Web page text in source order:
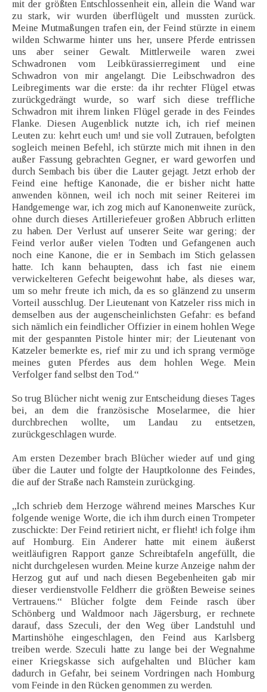
mit der größten Entschlossenheit ein, allein die Wand war
zu stark, wir wurden überflügelt und mussten zurück.
Meine Mutmaßungen trafen ein, der Feind stürzte in einem
wilden Schwarme hinter uns her, unsere Pferde entrissen
uns aber seiner Gewalt. Mittlerweile waren zwei
Schwadronen vom Leibkürassierregiment und eine
Schwadron von mir angelangt. Die Leibschwadron des
Leibregiments war die erste: da ihr rechter Flügel etwas
zurückgedrängt wurde, so warf sich diese treffliche
Schwadron mit ihrem linken Flügel gerade in des Feindes
Flanke. Diesen Augenblick nutzte ich, ich rief meinen
Leuten zu: kehrt euch um! und sie voll Zutrauen, befolgten
sogleich meinen Befehl, ich stürzte mich mit ihnen in den
außer Fassung gebrachten Gegner, er ward geworfen und
durch Sembach bis über die Lauter gejagt. Jetzt erhob der
Feind eine heftige Kanonade, die er bisher nicht hatte
anwenden können, weil ich noch mit seiner Reiterei im
Handgemenge war, ich zog mich auf Kanonenweite zurück,
ohne durch dieses Artilleriefeuer großen Abbruch erlitten
zu haben. Der Verlust auf unserer Seite war gering; der
Feind verlor außer vielen Todten und Gefangenen auch
noch eine Kanone, die er in Sembach im Stich gelassen
hatte. Ich kann behaupten, dass ich fast nie einem
verwickelteren Gefecht beigewohnt habe, als dieses war,
um so mehr freute ich mich, da es so glänzend zu unserm
Vorteil ausschlug. Der Lieutenant von Katzeler riss mich in
demselben aus der augenscheinlichsten Gefahr: es befand
sich nämlich ein feindlicher Offizier in einem hohlen Wege
mit der gespannten Pistole hinter mir; der Lieutenant von
Katzeler bemerkte es, rief mir zu und ich sprang vermöge
meines guten Pferdes aus dem hohlen Wege. Mein
Verfolger fand selbst den Tod.“
So trug Blücher nicht wenig zur Entscheidung dieses Tages
bei, an dem die französische Moselarmee, die hier
durchbrechen wollte, um Landau zu entsetzen,
zurückgeschlagen wurde.
Am ersten Dezember brach Blücher wieder auf und ging
über die Lauter und folgte der Hauptkolonne des Feindes,
die auf der Straße nach Ramstein zurückging.
„Ich schrieb dem Herzoge während meines Marsches Kur
folgende wenige Worte, die ich ihm durch einen Trompeter
zuschickte: Der Feind retiriert nicht, er flieht! ich folge ihm
auf Homburg. Ein Anderer hatte mit einem äußerst
weitläufigren Rapport ganze Schreibtafeln angefüllt, die
nicht durchgelesen wurden. Meine kurze Anzeige nahm der
Herzog gut auf und nach diesen Begebenheiten gab mir
dieser verdienstvolle Feldherr die größten Beweise seines
Vertrauens.“ Blücher folgte dem Feinde rasch über
Schönberg und Waldmoor nach Jägersburg, er rechnete
darauf, dass Szeculi, der den Weg über Landstuhl und
Martinshöhe eingeschlagen, den Feind aus Karlsberg
treiben werde. Szeculi hatte zu lange bei der Wegnahme
einer Kriegskasse sich aufgehalten und Blücher kam
dadurch in Gefahr, bei seinem Vordringen nach Homburg
vom Feinde in den Rücken genommen zu werden.